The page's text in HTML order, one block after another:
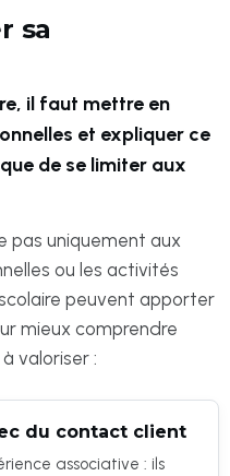
sa
il faut mettre en
et expliquer ce
de se limiter aux
pas uniquement aux
ou les activités
peuvent apporter
mieux comprendre
valoriser :
du contact client
associative : ils